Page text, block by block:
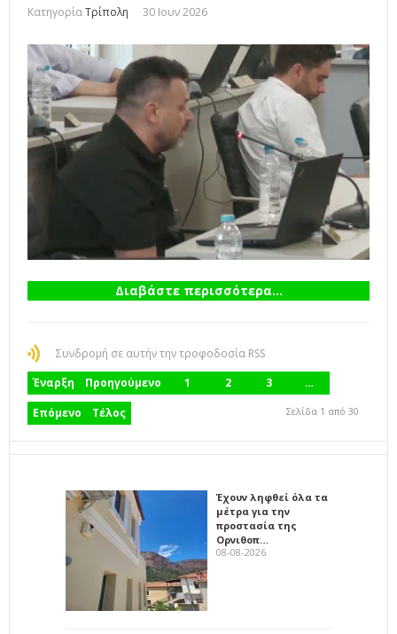
ΚατηγορίαΤρίπολη 30 Ιουν 2026
Διαβάστε περισσότερα...
Συνδρομή σε αυτήν την τροφοδοσία RSS
Έναρξη
Προηγούμενο 1 2 3
…
Επόμενο
Τέλος Σελίδα 1 από 30
Έχουν ληφθεί όλα τα
μέτρα για την
προστασία της
Ορνιθοπ…
08-08-2026